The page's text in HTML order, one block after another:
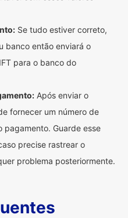
Se tudo estiver correto,
banco então enviará o
para o banco do
Após enviar o
fornecer um número de
pagamento. Guarde esse
precise rastrear o
problema posteriormente.